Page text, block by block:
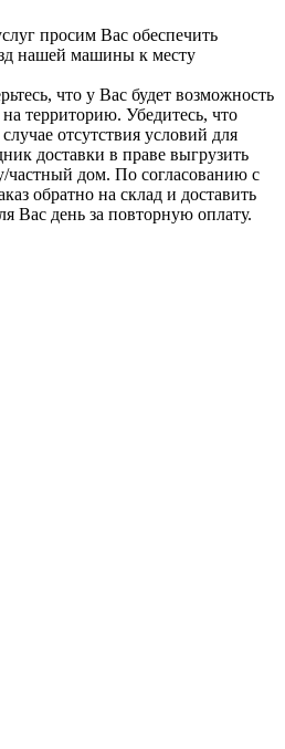
просим Вас обеспечить
нашей машины к месту
что у Вас будет возможность
территорию. Убедитесь, что
отсутствия условий для
доставки в праве выгрузить
частный дом. По согласованию с
обратно на склад и доставить
Вас день за повторную оплату.